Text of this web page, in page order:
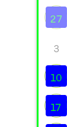
27
3
10
17